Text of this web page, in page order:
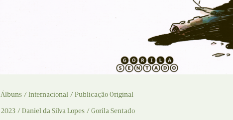
Publicação
Prémios
Álbuns Internacional
Publicação Original
2023
Daniel da Silva Lopes Gorila Sentado